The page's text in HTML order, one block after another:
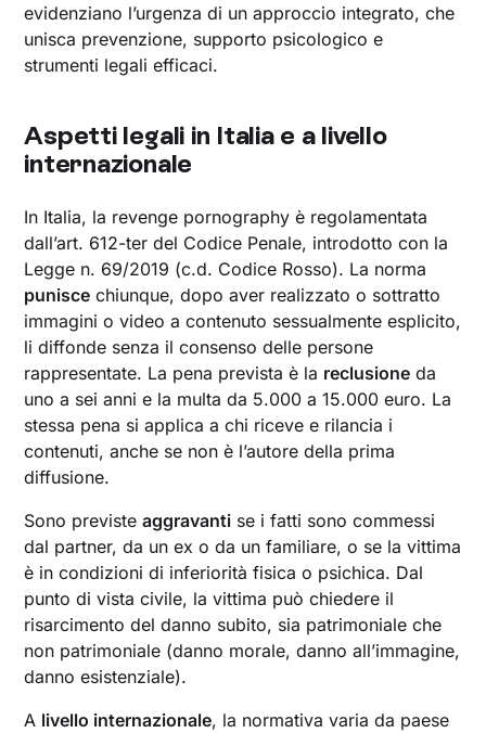
evidenziano l’urgenza di un approccio integrato, che
unisca prevenzione, supporto psicologico e
strumenti legali efficaci.
Aspetti legali in Italia e a livello
internazionale
In Italia, la revenge pornography è regolamentata
dall’art. 612-ter del Codice Penale, introdotto con la
Legge n. 69/2019 (c.d. Codice Rosso). La norma
punisce chiunque, dopo aver realizzato o sottratto
immagini o video a contenuto sessualmente esplicito,
li diffonde senza il consenso delle persone
rappresentate. La pena prevista è la reclusione da
uno a sei anni e la multa da 5.000 a 15.000 euro. La
stessa pena si applica a chi riceve e rilancia i
contenuti, anche se non è l’autore della prima
diffusione.
Sono previsteaggravanti se i fatti sono commessi
dal partner, da un ex o da un familiare, o se la vittima
è in condizioni di inferiorità fisica o psichica. Dal
punto di vista civile, la vittima può chiedere il
risarcimento del danno subito, sia patrimoniale che
non patrimoniale (danno morale, danno all’immagine,
danno esistenziale).
A livello internazionale, la normativa varia da paese